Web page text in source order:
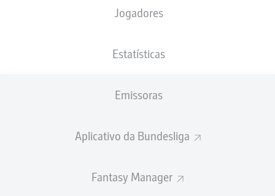
Jogadores
Estatísticas
Emissoras
Aplicativo da Bundesliga
Fantasy Manager
Robin Gosens Rani Khedira